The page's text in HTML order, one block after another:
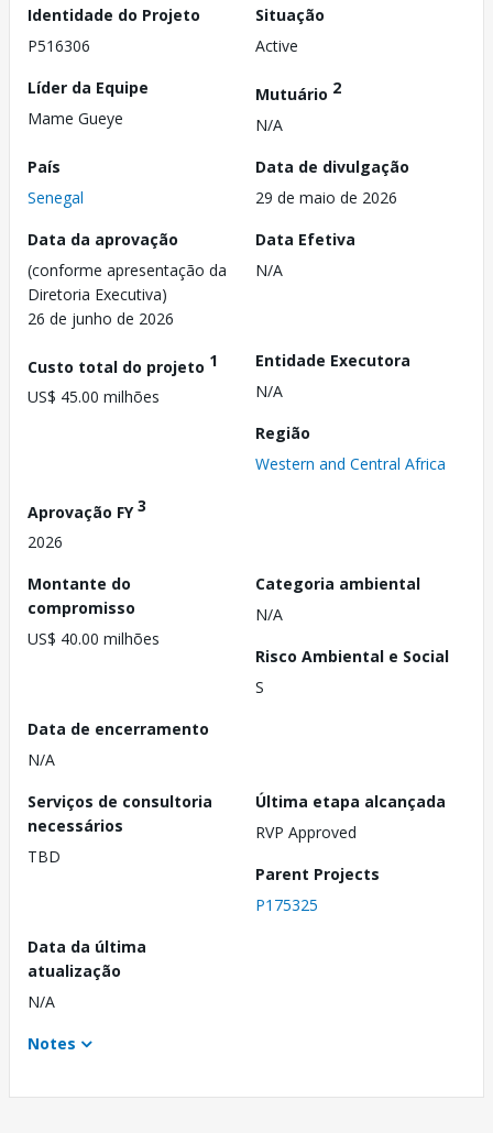
Identidade do Projeto
P516306
Situação
Active
Líder da Equipe
Mame Gueye
Mutuário 2
N/A
País
Senegal
Data de divulgação
29 de maio de 2026
Data da aprovação
(conforme apresentação da
Diretoria Executiva)
26 de junho de 2026
Data Efetiva
N/A
Custo total do projeto 1
US$ 45.00 milhões
Entidade Executora
N/A
Região
Western and Central Africa
Aprovação FY3
2026
Montante do
compromisso
US$ 40.00 milhões
Categoria ambiental
N/A
Risco Ambiental e Social
S
Data de encerramento
N/A
Serviços de consultoria
necessários
TBD
Última etapa alcançada
RVP Approved
Parent Projects
P175325
Data da última
atualização
N/A
Notes